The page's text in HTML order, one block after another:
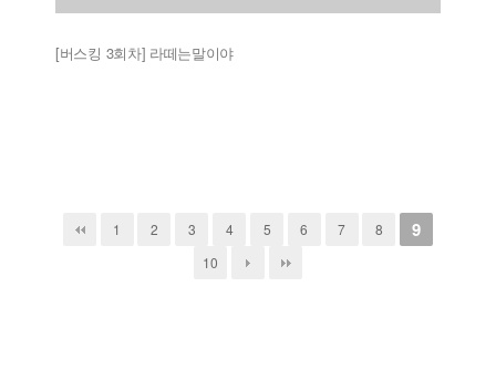
[버스킹 3회차] 라떼는말이야
1 2 3 4 5 6 7 8 9
10